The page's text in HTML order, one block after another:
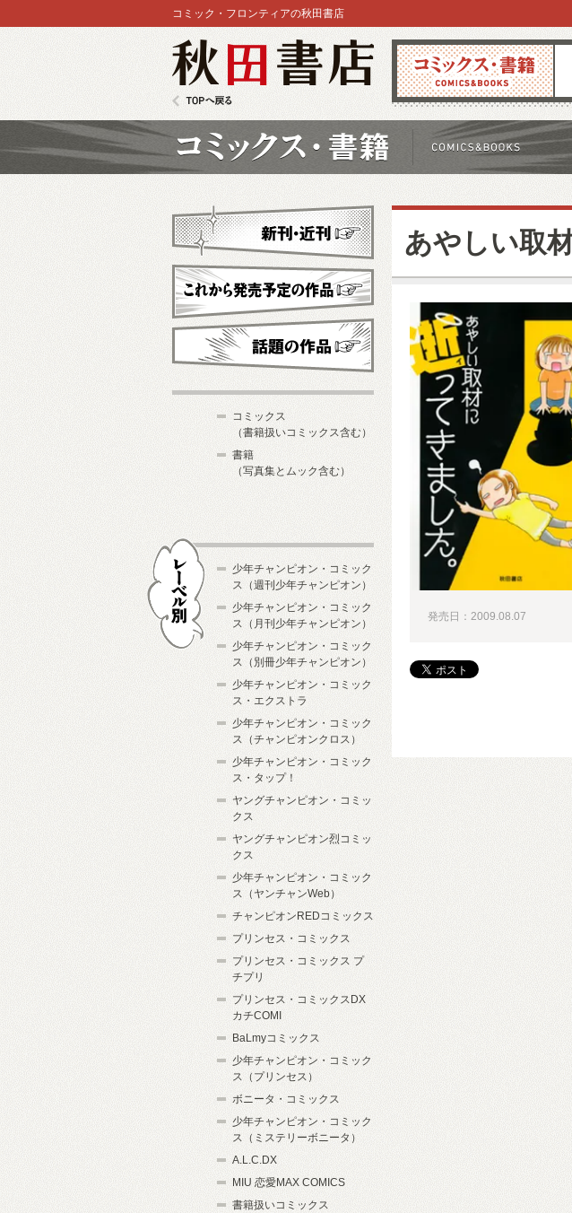
コミックス 雑
コミック・フロンティアの秋田書店
あやしい取
発売日：2009.08.07
新刊・近刊
これから発売予定
コミックス
（書籍扱いコミックス含む）
書籍
（写真集とムック含む）
少年チャンピオン・コミック
ス（週刊少年チャンピオン）
少年チャンピオン・コミック
ス（月刊少年チャンピオン）
少年チャンピオン・コミック
ス（別冊少年チャンピオン）
少年チャンピオン・コミック
ス・エクストラ
少年チャンピオン・コミック
ス（チャンピオンクロス）
少年チャンピオン・コミック
ス・タップ！
ヤングチャンピオン・コミッ
クス
ヤングチャンピオン烈コミッ
クス
少年チャンピオン・コミック
ス（ヤンチャンWeb）
チャンピオンREDコミックス
プリンセス・コミックス
プリンセス・コミックス プ
チプリ
プリンセス・コミックスDX
カチCOMI
BaLmyコミックス
少年チャンピオン・コミック
ス（プリンセス）
ボニータ・コミックス
少年チャンピオン・コミック
ス（ミステリーボニータ）
A.L.C.DX
MIU 恋愛MAX COMICS
書籍扱いコミックス